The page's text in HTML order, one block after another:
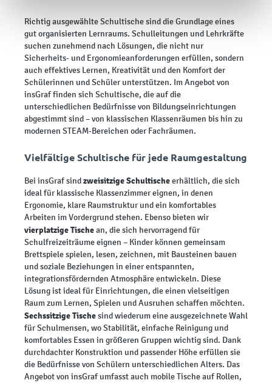
Richtig ausgewählte Schultische sind die Grundlage eines
gut organisierten Lernraums. Schulleitungen und Lehrkräfte
suchen zunehmend nach Lösungen, die nicht nur
Sicherheits- und Ergonomieanforderungen erfüllen, sondern
auch effektives Lernen, Kreativität und den Komfort der
Schülerinnen und Schüler unterstützen. Im Angebot von
insGraf finden sich Schultische, die auf die
unterschiedlichen Bedürfnisse von Bildungseinrichtungen
abgestimmt sind – von klassischen Klassenräumen bis hin zu
modernen STEAM-Bereichen oder Fachräumen.
Vielfältige Schultische für jede Raumgestaltung
Bei insGraf sindzweisitzige Schultischeerhältlich, die sich
ideal für klassische Klassenzimmer eignen, in denen
Ergonomie, klare Raumstruktur und ein komfortables
Arbeiten im Vordergrund stehen. Ebenso bieten wir
vierplatzige Tischean, die sich hervorragend für
Schulfreizeiträume eignen – Kinder können gemeinsam
Brettspiele spielen, lesen, zeichnen, mit Bausteinen bauen
und soziale Beziehungen in einer entspannten,
integrationsfördernden Atmosphäre entwickeln. Diese
Lösung ist ideal für Einrichtungen, die einen vielseitigen
Raum zum Lernen, Spielen und Ausruhen schaffen möchten.
Sechssitzige Tischesind wiederum eine ausgezeichnete Wahl
für Schulmensen, wo Stabilität, einfache Reinigung und
komfortables Essen in größeren Gruppen wichtig sind. Dank
durchdachter Konstruktion und passender Höhe erfüllen sie
die Bedürfnisse von Schülern unterschiedlichen Alters. Das
Angebot von insGraf umfasst auch mobile Tische auf Rollen,